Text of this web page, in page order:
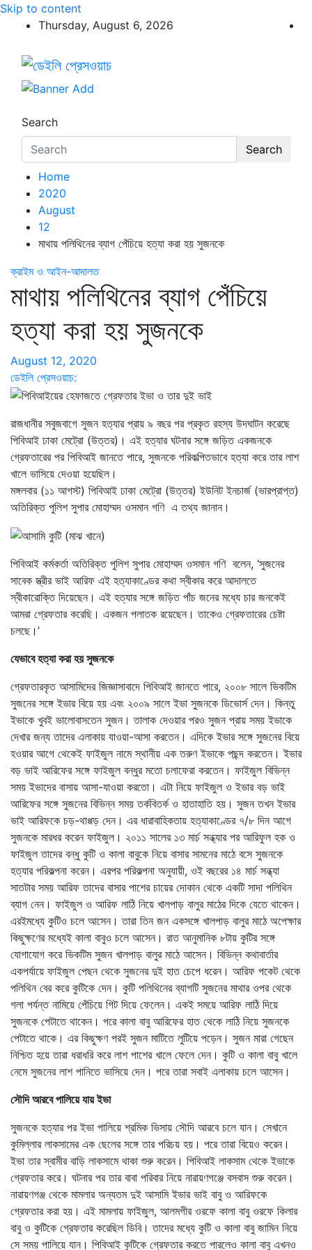
Skip to content
Thursday, August 6, 2026
ডেইলি প্রেসওয়াচ
ডেইলি প্রেসওয়াচ মুক্তিযুদ্ধের চেতনায় উদ্বুদ্ধ মুখপত্র
Search
Search
Home
2020
August
12
মাথায় পলিথিনের ব্যাগ পেঁচিয়ে হত্যা করা হয় সুজনকে
ক্রাইম ও আইন-আদালত
মাথায় পলিথিনের ব্যাগ পেঁচিয়ে
হত্যা করা হয় সুজনকে
August 12, 2020
ডেইলি প্রেসওয়াচ:
রাজধানীর সবুজবাগে সুজন হত্যার প্রায় ৯ বছর পর প্রকৃত রহস্য উদঘাটন করেছে
পিবিআই ঢাকা মেট্রো (উত্তর)। এই হত্যার ঘটনার সঙ্গে জড়িত একজনকে
গ্রেফতারের পর পিবিআই জানতে পারে, সুজনকে পরিকল্পিতভাবে হত্যা করে তার লাশ
খালে ভাসিয়ে দেওয়া হয়েছিল।
মঙ্গলবার (১১ আগস্ট) পিবিআই ঢাকা মেট্রো (উত্তর) ইউনিট ইনচার্জ (ভারপ্রাপ্ত)
অতিরিক্ত পুলিশ সুপার মোহাম্মদ ওসমান গণি এ তথ্য জানান।
পিবিআই কর্মকর্তা অতিরিক্ত পুলিশ সুপার মোহাম্মদ ওসমান গণি বলেন, ‘সুজনের
সাবেক স্ত্রীর ভাই আরিফ এই হত্যাকাণ্ডের কথা স্বীকার করে আদালতে
স্বীকারোক্তি দিয়েছেন। এই হত্যার সঙ্গে জড়িত পাঁচ জনের মধ্যে চার জনকেই
আমরা গ্রেফতার করেছি। একজন পলাতক রয়েছেন। তাকেও গ্রেফতারের চেষ্টা
চলছে।’
যেভাবে হত্যা করা হয় সুজনকে
গ্রেফতারকৃত আসামিদের জিজ্ঞাসাবাদে পিবিআই জানতে পারে, ২০০৮ সালে ভিকটিম
সুজনের সঙ্গে ইভার বিয়ে হয় এবং ২০০৯ সালে ইভা সুজনকে ডিভোর্স দেন। কিন্তু
ইভাকে খুবই ভালোবাসতেন সুজন। তালাক দেওয়ার পরও সুজন প্রায় সময় ইভাকে
দেখার জন্য তাদের এলাকায় যাওয়া-আসা করতেন। এদিকে ইভার সঙ্গে সুজনের বিয়ে
হওয়ার আগে থেকেই ফাইজুল নামে স্থানীয় এক তরুণ ইভাকে পছন্দ করতেন। ইভার
বড় ভাই আরিফের সঙ্গে ফাইজুল বন্ধুর মতো চলাফেরা করতেন। ফাইজুল বিভিন্ন
সময় ইভাদের বাসায় আসা-যাওয়া করতো। এটা নিয়ে ফাইজুল ও ইভার বড় ভাই
আরিফের সঙ্গে সুজনের বিভিন্ন সময় তর্কবিতর্ক ও হাতাহাতি হয়। সুজন তখন ইভার
ভাই আরিফকে চড়-থাপ্পড় দেন। এর ধারাবাহিকতায় হত্যাকাণ্ডের ৭/৮ দিন আগে
সুজনকে মারধর করেন ফাইজুল। ২০১১ সালের ১৩ মার্চ সন্ধ্যার পর আরিফুল হক ও
ফাইজুল তাদের বন্ধু কুটি ও কালা বাবুকে নিয়ে বাসার সামনের মাঠে বসে সুজনকে
হত্যার পরিকল্পনা করেন। এরপর পরিকল্পনা অনুযায়ী, ওই বছরের ১৪ মার্চ সন্ধ্যা
সাতটার সময় আরিফ তাদের বাসার পাশের চায়ের দোকান থেকে একটি সাদা পলিথিন
ব্যাগ নেন। ফাইজুল ও আরিফ লাঠি নিয়ে খালপাড় বালুর মাঠের দিকে যেতে থাকেন।
এরইমধ্যে কুটিও চলে আসেন। তারা তিন জন একসঙ্গে খালপাড় বালুর মাঠে অপেক্ষার
কিছুক্ষণের মধ্যেই কালা বাবুও চলে আসেন। রাত আনুমানিক ৮টায় কুটির সঙ্গে
যোগাযোগ করে ভিকটিম সুজন খালপাড় বালুর মাঠে আসেন। বিভিন্ন কথাবার্তার
একপর্যায়ে ফাইজুল পেছন থেকে সুজনের দুই হাত চেপে ধরেন। আরিফ পকেট থেকে
পলিথিন বের করে কুটিকে দেন। কুটি পলিথিনের ব্যাগটি সুজনের মাথার ওপর থেকে
গলা পর্যন্ত নামিয়ে পেঁচিয়ে গিট দিয়ে ফেলেন। একই সময়ে আরিফ লাঠি দিয়ে
সুজনকে পেটাতে থাকেন। পরে কালা বাবু আরিফের হাত থেকে লাঠি নিয়ে সুজনকে
পেটাতে থাকে। এর কিছুক্ষণ পরই সুজন মাটিতে লুটিয়ে পড়েন। সুজন মারা গেছেন
নিশ্চিত হয়ে তারা ধরাধরি করে লাশ পাশের খালে ফেলে দেন। কুটি ও কালা বাবু খালে
নেমে সুজনের লাশ পানিতে ভাসিয়ে দেন। পরে তারা সবাই এলাকায় চলে আসেন।
সৌদি আরবে পালিয়ে যায় ইভা
সুজনকে হত্যার পর ইভা পালিয়ে শ্রমিক ভিসায় সৌদি আরবে চলে যান। সেখানে
কুমিল্লার লাকসামের এক ছেলের সঙ্গে তার পরিচয় হয়। পরে তারা বিয়েও করেন।
ইভা তার স্বামীর বাড়ি লাকসামে থাকা শুরু করেন। পিবিআই লাকসাম থেকে ইভাকে
গ্রেফতার করে। ঘটনার পর তার বাবা পরিবার নিয়ে নারায়ণগঞ্জে বসবাস শুরু করেন।
নারায়ণগঞ্জ থেকে মামলার অন্যতম দুই আসামি ইভার ভাই বাবু ও আরিফকে
গ্রেফতার করা হয়। এই মামলায় ফাইজুল, আলমগীর ওরফে কালা বাবু ওরফে কিলার
বাবু ও কুটিকে গ্রেফতার করেছিল ডিবি। তাদের মধ্যে কুটি ও কালা বাবু জামিন নিয়ে
সে সময় পালিয়ে যান। পিবিআই কুটিকে গ্রেফতার করতে পারলেও কালা বাবু এখনও